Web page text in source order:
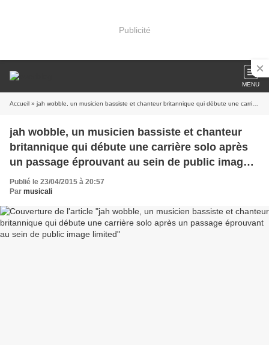
Publicité
MENU
Accueil » jah wobble, un musicien bassiste et chanteur britannique qui débute une carrière solo après un passage éprouvant au sein de public image limited
jah wobble, un musicien bassiste et chanteur
britannique qui débute une carrière solo après
un passage éprouvant au sein de public image
limited
Publié le 23/04/2015 à 20:57
Par musicali